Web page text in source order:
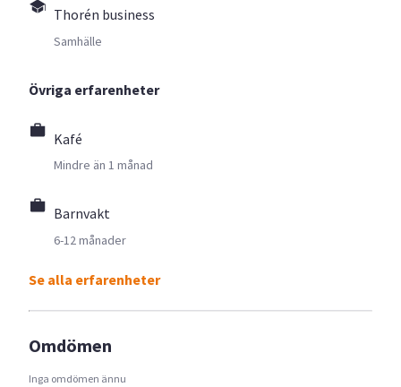
Thorén business
Samhälle
Övriga erfarenheter
Kafé
Mindre än 1 månad
Barnvakt
6-12 månader
Se alla erfarenheter
Omdömen
Inga omdömen ännu